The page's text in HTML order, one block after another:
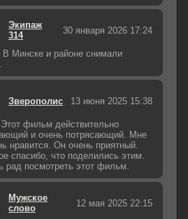
Экипаж
314
30 января 2026 17:24
В Минске и районе снимали
Зверополис 13 июня 2025 15:38
Этот фильм действительно
и очень потрясающий. Мне
нравится. Он очень приятный.
спасибо, что поделились этим.
рад посмотреть этот фильм.
Мужское
слово
12 мая 2025 22:15